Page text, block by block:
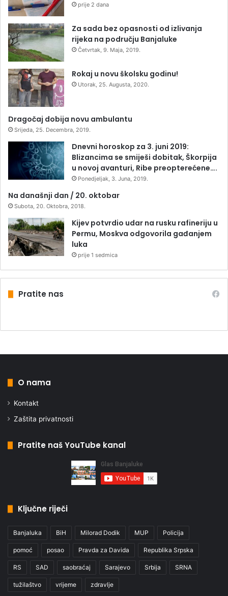
prije 2 dana
Za sada bez opasnosti od izlivanja
rijeka na području Banjaluke
Četvrtak, 9. Maja, 2019.
Rokaj u novu školsku godinu!
Utorak, 25. Augusta, 2020.
Dragočaj dobija novu ambulantu
Srijeda, 25. Decembra, 2019.
Dnevni horoskop za 3. juni 2019:
Blizancima se smiješi dobitak, Škorpija
u novoj avanturi, Ribe preopterećene….
Ponedjeljak, 3. Juna, 2019.
Na današnji dan / 20. oktobar
Subota, 20. Oktobra, 2018.
Kijev potvrdio udar na rusku rafineriju u
Permu, Moskva odgovorila gađanjem
luka
prije 1 sedmica
Pratite nas
O nama
Kontakt
Zaštita privatnosti
Pratite naš YouTube kanal
Ključne riječi
Banjaluka BiH Milorad Dodik MUP Policija
pomoć posao Pravda za Davida Republika Srpska
RS SAD saobraćaj Sarajevo Srbija SRNA
tužilaštvo vrijeme zdravlje